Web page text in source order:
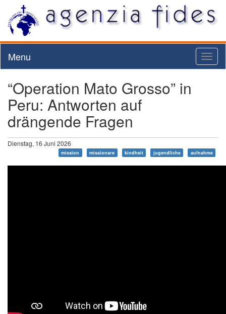
Menu
“Operation Mato Grosso” in
Peru: Antworten auf
drängende Fragen
Dienstag, 16 Juni 2026
mission missionare kindheit jugendliche aufnahme